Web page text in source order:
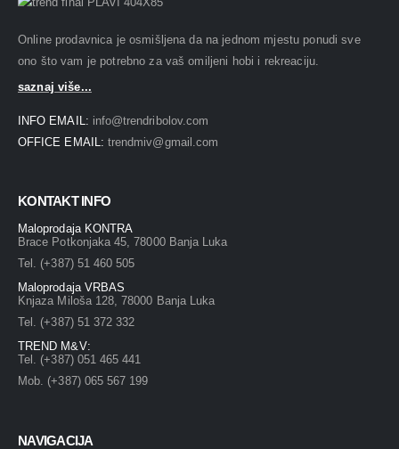
Online prodavnica je osmišljena da na jednom mjestu ponudi sve
ono što vam je potrebno za vaš omiljeni hobi i rekreaciju.
saznaj više...
INFO EMAIL: info@trendribolov.com
OFFICE EMAIL: trendmiv@gmail.com
KONTAKT INFO
Maloprodaja KONTRA
Brace Potkonjaka 45, 78000 Banja Luka
Tel. (+387) 51 460 505
Maloprodaja VRBAS
Knjaza Miloša 128, 78000 Banja Luka
Tel. (+387) 51 372 332
TREND M&V:
Tel. (+387) 051 465 441
Mob. (+387) 065 567 199
NAVIGACIJA